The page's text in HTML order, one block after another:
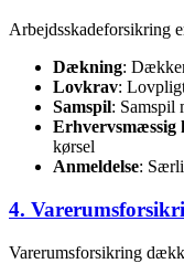
Arbejdsskadeforsikring
Dækning:
Lovkrav:
Samspil: Samspil
Erhvervsmæssig
kørsel
Anmeldelse:
4.
Varerumsforsikring